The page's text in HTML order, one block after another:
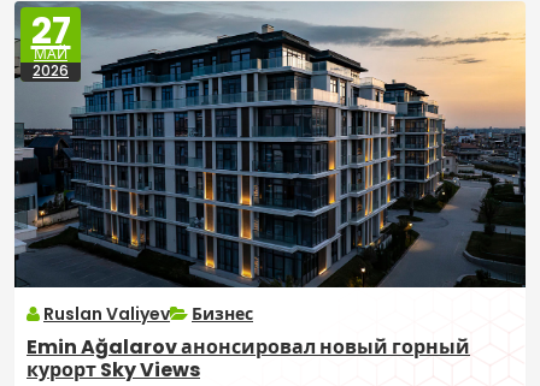
27
МАЙ
2026
Ruslan Valiyev Бизнес
Emin Ağalarov анонсировал новый горный
курорт Sky Views